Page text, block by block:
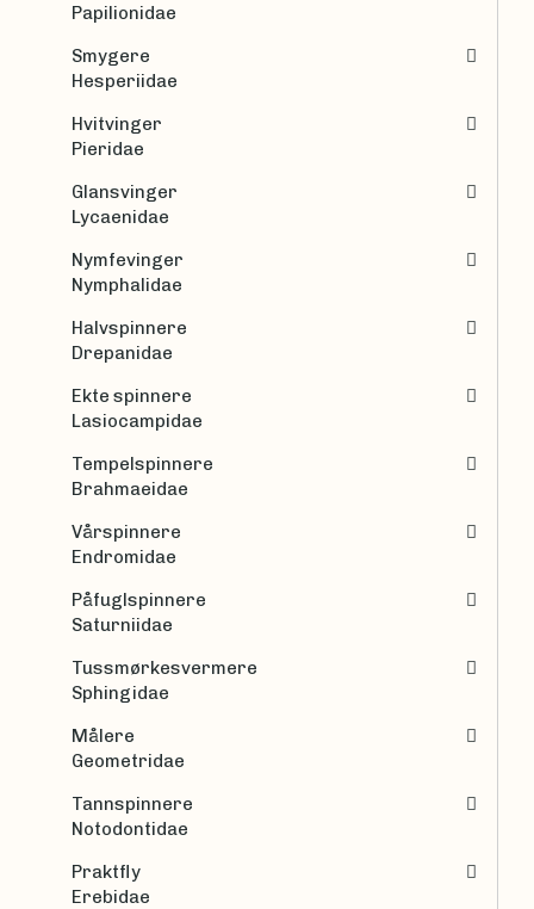
Papilionidae
Smygere
Hesperiidae
Hvitvinger
Pieridae
Glansvinger
Lycaenidae
Nymfevinger
Nymphalidae
Halvspinnere
Drepanidae
Ekte spinnere
Lasiocampidae
Tempelspinnere
Brahmaeidae
Vårspinnere
Endromidae
Påfuglspinnere
Saturniidae
Tussmørkesvermere
Sphingidae
Målere
Geometridae
Tannspinnere
Notodontidae
Praktfly
Erebidae